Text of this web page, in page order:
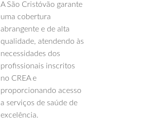
A São Cristóvão garante
uma cobertura
abrangente e de alta
qualidade, atendendo às
necessidades dos
profissionais inscritos
no CREA e
proporcionando acesso
a serviços de saúde de
excelência.